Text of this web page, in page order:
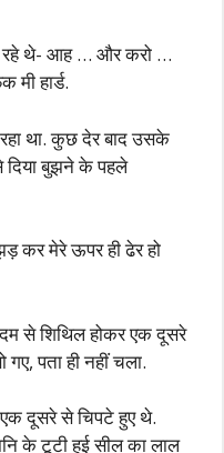
रहे थे- आह … और करो …
हार्ड.
था. कुछ देर बाद उसके
बुझने के पहले
कर मेरे ऊपर ही ढेर हो
से शिथिल होकर एक दूसरे
पता ही नहीं चला.
दूसरे से चिपटे हुए थे.
के टूटी हुई सील का लाल